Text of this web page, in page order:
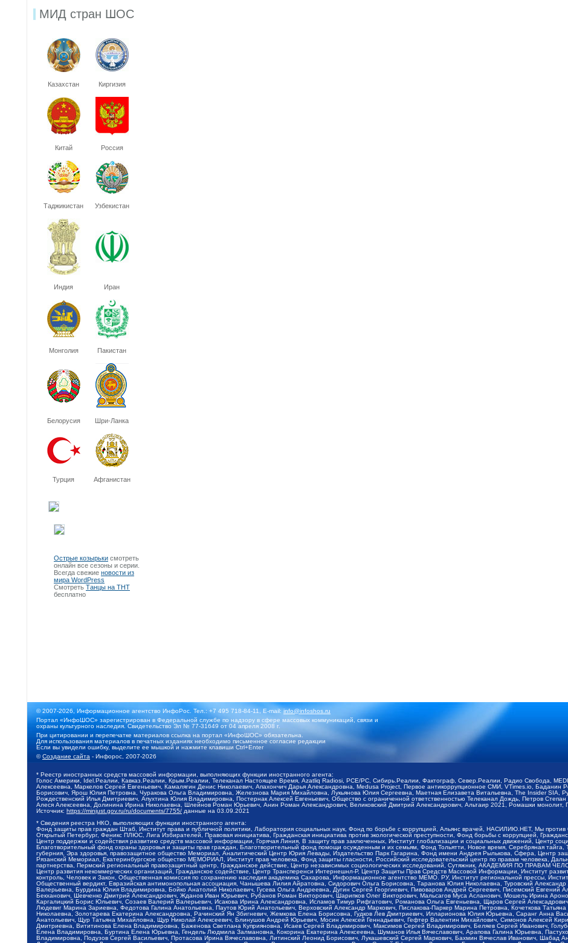
МИД стран ШОС
Казахстан Киргизия
Китай Россия
Таджикистан Узбекистан
Индия Иран
Монголия Пакистан
Белорусия Шри-Ланка
Турция Афганистан
Острые козырьки смотреть
онлайн все сезоны и серии.
Всегда свежие новости из
мира WordPress
Смотреть Танцы на ТНТ
бесплатно
© 2007-2026, Информационное агентство ИнфоРос. Тел.: +7 495 718-84-11, E-mail:info@infoshos.ru
Портал «ИнфоШОС» зарегистрирован в Федеральной службе по надзору в сфере массовых коммуникаций, связи и
охраны культурного наследия. Свидетельство Эл № 77-31649 от 04 апреля 2008 г.
При цитировании и перепечатке материалов ссылка на портал «ИнфоШОС» обязательна.
Для использования материалов в печатных изданиях необходимо письменное согласие редакции
Если вы увидели ошибку, выделите ее мышкой и нажмите клавиши Ctrl+Enter
©Создание сайта - Инфорос, 2007-2026
* Реестр иностранных средств массовой информации, выполняющих функции иностранного агента:
Голос Америки, Idel.Реалии, Кавказ.Реалии, Крым.Реалии, Телеканал Настоящее Время, Azatliq Radiosi, PCE/PC, Сибирь.Реалии, Фактограф, Север.Реалии, Радио Свобода,
Алексеевна, Маркелов Сергей Евгеньевич, Камалягин Денис Николаевич, Апахончич Дарья Александровна, Medusa Project, Первое антикоррупционное СМИ, VTimes.io, Баданин
Борисович, Ярош Юлия Петровна, Чуракова Ольга Владимировна, Железнова Мария Михайловна, Лукьянова Юлия Сергеевна, Маетная Елизавета Витальевна, The Insider SIA,
Рождественский Илья Дмитриевич, Апухтина Юлия Владимировна, Постернак Алексей Евгеньевич, Общество с ограниченной ответственностью Телеканал Дождь, Петров
Алеся Алексеевна, Долинина Ирина Николаевна, Шлейнов Роман Юрьевич, Анин Роман Александрович, Великовский Дмитрий Александрович, Альтаир 2021, Ромашки монолит,
Источник: https://minjust.gov.ru/ru/documents/7755/ данные на 03.09.2021
* Сведения реестра НКО, выполняющих функции иностранного агента:
Фонд защиты прав граждан Штаб, Институт права и публичной политики, Лаборатория социальных наук, Фонд по борьбе с коррупцией, Альянс врачей, НАСИЛИЮ.НЕТ, Мы
Открытый Петербург, Феникс ПЛЮС, Лига Избирателей, Правовая инициатива, Гражданская инициатива против экологической преступности, Фонд борьбы с коррупцией,
Центр поддержки и содействия развитию средств массовой информации, Горячая Линия, В защиту прав заключенных, Институт глобализации и социальных движений, Центр
Благотворительный фонд охраны здоровья и защиты прав граждан, Благотворительный фонд помощи осужденным и их семьям, Фонд Тольятти, Новое время, Серебряная тайга,
губерния, Эра здоровья, правозащитное общество Мемориал, Аналитический Центр Юрия Левады, Издательство Парк Гагарина, Фонд имени Андрея Рылькова, Сфера, Центр
Рязанский Мемориал, Екатеринбургское общество МЕМОРИАЛ, Институт прав человека, Фонд защиты гласности, Российский исследовательский центр по правам человека,
партнерства, Пермский региональный правозащитный центр, Гражданское действие, Центр независимых социологических исследований, Сутяжник, АКАДЕМИЯ ПО ПРАВАМ
Центр развития некоммерческих организаций, Гражданское содействие, Центр Трансперенси Интернешнл-Р, Центр Защиты Прав Средств Массовой Информации, Институт
контроль, Человек и Закон, Общественная комиссия по сохранению наследия академика Сахарова, Информационное агентство МЕМО. РУ, Институт региональной прессы,
Общественный вердикт, Евразийская антимонопольная ассоциация, Чанышева Лилия Айратовна, Сидорович Ольга Борисовна, Таранова Юлия Николаевна, Туровский
Валерьевна, Бурдина Юлия Владимировна, Бойко Анатолий Николаевич, Гусева Ольга Андреевна, Дугин Сергей Георгиевич, Пивоваров Андрей Сергеевич, Писемский Евгений
Бекханович, Шевченко Дмитрий Александрович, Жданов Иван Юрьевич, Рубанов Роман Викторович, Шарипков Олег Викторович, Мальсагов Муса Асланович, Мошель Ирина
Каргалицкий Борис Юльевич, Созаев Валерий Валерьевич, Исакова Ирина Александровна, Исламов Тимур Рифгатович, Романова Ольга Евгеньевна, Щаров Сергей
Людевиг Марина Зариевна, Федотова Галина Анатольевна, Паутов Юрий Анатольевич, Верховский Александр Маркович, Пислакова-Паркер Марина Петровна, Кочеткова
Николаевна, Золотарева Екатерина Александровна, Рачинский Ян Збигневич, Жемкова Елена Борисовна, Гудков Лев Дмитриевич, Илларионова Юлия Юрьевна, Саранг Анна
Анатольевич, Щур Татьяна Михайловна, Щур Николай Алексеевич, Блинушов Андрей Юрьевич, Мосин Алексей Геннадьевич, Гефтер Валентин Михайлович, Симонов Алексей
Дмитриевна, Вититинова Елена Владимировна, Баженова Светлана Куприяновна, Исаев Сергей Владимирович, Максимов Сергей Владимирович, Беляев Сергей Иванович,
Елена Владимировна, Буртина Елена Юрьевна, Гендель Людмила Залмановна, Кокорина Екатерина Алексеевна, Шуманов Илья Вячеславович, Арапова Галина Юрьевна,
Владимировна, Подузов Сергей Васильевич, Протасова Ирина Вячеславовна, Литинский Леонид Борисович, Лукашевский Сергей Маркович, Бахмин Вячеслав Иванович, Шабад